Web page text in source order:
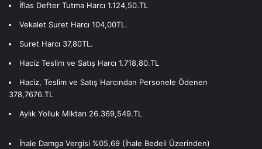
İflas Defter Tutma Harcı 1.124,50.TL
Vekalet Suret Harcı 104,00TL.
Suret Harcı 37,80TL.
Haciz Teslim ve Satış Harcı 1.718,80.TL
Haciz, Teslim ve Satış Harcından Personele Ödenen
378,7676.TL
Aylık Yolluk Miktarı 26.369,549.TL
İhale Damga Vergisi %05,69 (İhale Bedeli Üzerinden)